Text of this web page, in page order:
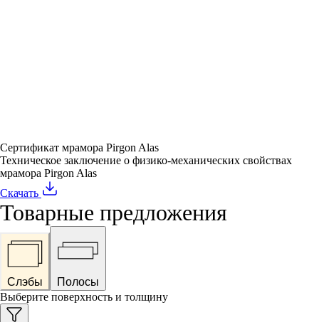
Сертификат мрамора Pirgon Alas
Техническое заключение о физико-механических свойствах
мрамора Pirgon Alas
Скачать
Товарные предложения
Слэбы
Полосы
Выберите поверхность и толщину